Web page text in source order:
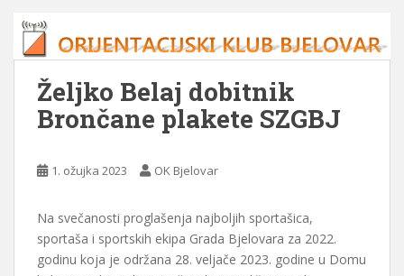
Željko Belaj dobitnik
Brončane plakete SZGBJ
1. ožujka 2023 OK Bjelovar
Na svečanosti proglašenja najboljih sportašica,
sportaša i sportskih ekipa Grada Bjelovara za 2022.
godinu koja je održana 28. veljače 2023. godine u Domu